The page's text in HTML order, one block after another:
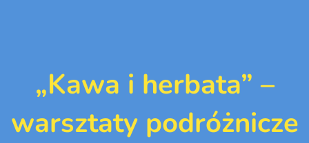
„Kawa i herbata” –
warsztaty podróżnicze